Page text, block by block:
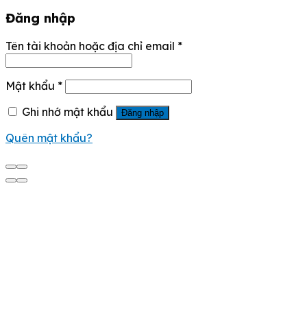
Đăng nhập
Tên tài khoản hoặc địa chỉ email *
Mật khẩu *
Ghi nhớ mật khẩu
Đăng nhập
Quên mật khẩu?